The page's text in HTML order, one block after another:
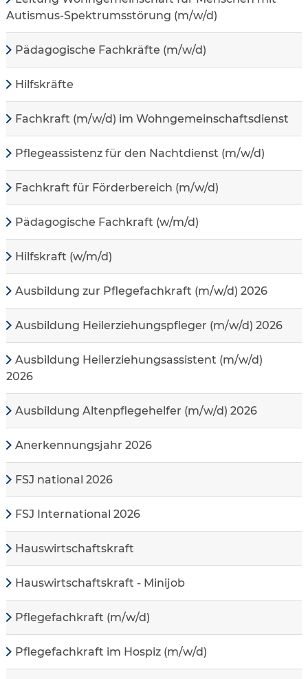
Autismus-Spektrumsstörung (m/w/d)
Pädagogische Fachkräfte (m/w/d)
Hilfskräfte
Fachkraft (m/w/d) im Wohngemeinschaftsdienst
Pflegeassistenz für den Nachtdienst (m/w/d)
Fachkraft für Förderbereich (m/w/d)
Pädagogische Fachkraft (w/m/d)
Hilfskraft (w/m/d)
Ausbildung zur Pflegefachkraft (m/w/d) 2026
Ausbildung Heilerziehungspfleger (m/w/d) 2026
Ausbildung Heilerziehungsassistent (m/w/d)
2026
Ausbildung Altenpflegehelfer (m/w/d) 2026
Anerkennungsjahr 2026
FSJ national 2026
FSJ International 2026
Hauswirtschaftskraft
Hauswirtschaftskraft - Minijob
Pflegefachkraft (m/w/d)
Pflegefachkraft im Hospiz (m/w/d)